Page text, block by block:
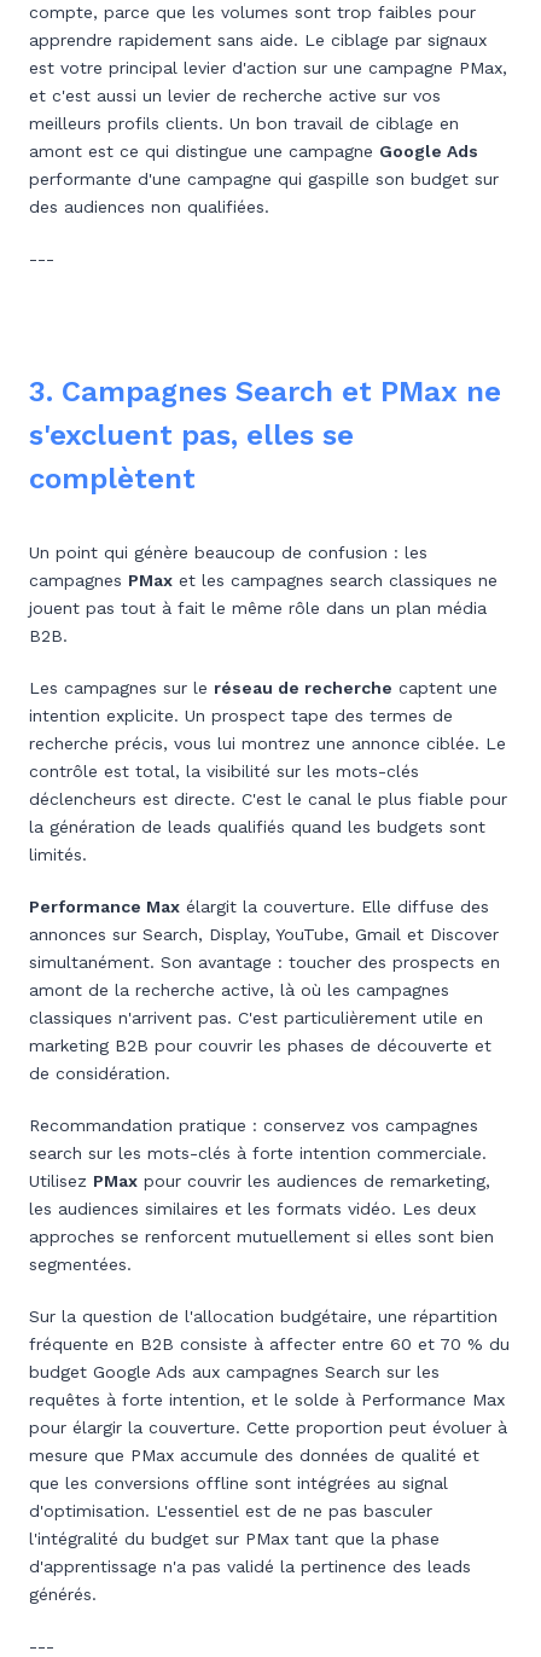
compte, parce que les volumes sont trop faibles pour
apprendre rapidement sans aide. Le ciblage par signaux
est votre principal levier d'action sur une campagne PMax,
et c'est aussi un levier de recherche active sur vos
meilleurs profils clients. Un bon travail de ciblage en
amont est ce qui distingue une campagne Google Ads
performante d'une campagne qui gaspille son budget sur
des audiences non qualifiées.
---
3. Campagnes Search et PMax ne
s'excluent pas, elles se
complètent
Un point qui génère beaucoup de confusion : les
campagnes PMax et les campagnes search classiques ne
jouent pas tout à fait le même rôle dans un plan média
B2B.
Les campagnes sur le réseau de recherche captent une
intention explicite. Un prospect tape des termes de
recherche précis, vous lui montrez une annonce ciblée. Le
contrôle est total, la visibilité sur les mots-clés
déclencheurs est directe. C'est le canal le plus fiable pour
la génération de leads qualifiés quand les budgets sont
limités.
Performance Max élargit la couverture. Elle diffuse des
annonces sur Search, Display, YouTube, Gmail et Discover
simultanément. Son avantage : toucher des prospects en
amont de la recherche active, là où les campagnes
classiques n'arrivent pas. C'est particulièrement utile en
marketing B2B pour couvrir les phases de découverte et
de considération.
Recommandation pratique : conservez vos campagnes
search sur les mots-clés à forte intention commerciale.
Utilisez PMax pour couvrir les audiences de remarketing,
les audiences similaires et les formats vidéo. Les deux
approches se renforcent mutuellement si elles sont bien
segmentées.
Sur la question de l'allocation budgétaire, une répartition
fréquente en B2B consiste à affecter entre 60 et 70 % du
budget Google Ads aux campagnes Search sur les
requêtes à forte intention, et le solde à Performance Max
pour élargir la couverture. Cette proportion peut évoluer à
mesure que PMax accumule des données de qualité et
que les conversions offline sont intégrées au signal
d'optimisation. L'essentiel est de ne pas basculer
l'intégralité du budget sur PMax tant que la phase
d'apprentissage n'a pas validé la pertinence des leads
générés.
---